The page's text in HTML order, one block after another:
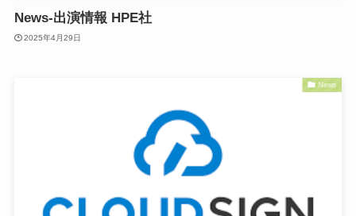
News-出演情報 HPE社
2025年4月29日
News